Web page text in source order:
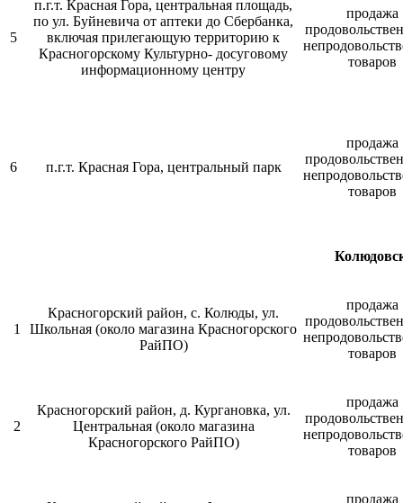
5
п.г.т. Красная Гора, центральная площадь,
по ул. Буйневича от аптеки до Сбербанка,
включая прилегающую территорию к
Красногорскому Культурно- досуговому
информационному центру
продажа
товаров
6 п.г.т. Красная Гора, центральный парк
продажа
товаров
1
Красногорский район, с. Колюды, ул.
Школьная (около магазина Красногорского
РайПО)
продажа
товаров
2
Красногорский район, д. Кургановка, ул.
Центральная (около магазина
Красногорского РайПО)
продажа
товаров
продажа